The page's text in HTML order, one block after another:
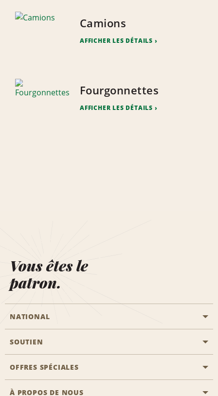
Camions
AFFICHER LES DÉTAILS
Fourgonnettes
AFFICHER LES DÉTAILS
Vous êtes le
patron.
NATIONAL
Aviation générale
Emplacements Emerald Aisle
Agents de voyage
SOUTIEN
Clients ayant un handicap
Nous contacter
OFFRES SPÉCIALES
Toutes les offres
À PROPOS DE NOUS